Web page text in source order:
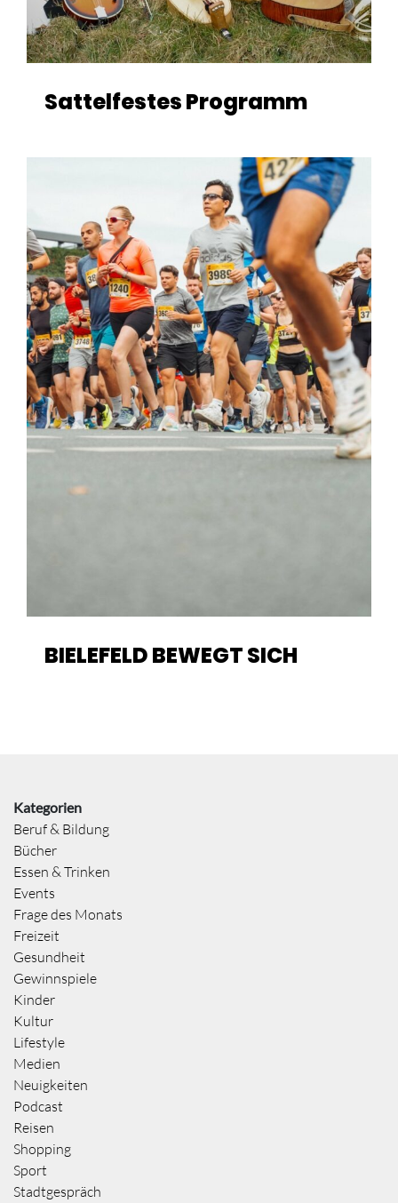
Sattelfestes Programm
BIELEFELD BEWEGT SICH
Kategorien
Beruf & Bildung
Bücher
Essen & Trinken
Events
Frage des Monats
Freizeit
Gesundheit
Gewinnspiele
Kinder
Kultur
Lifestyle
Medien
Neuigkeiten
Podcast
Reisen
Shopping
Sport
Stadtgespräch